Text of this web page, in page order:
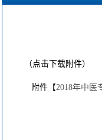
（点击下载附件）
附件【2018年中医